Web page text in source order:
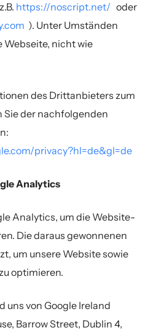
https://noscript.net/ oder
). Unter Umständen
nicht wie
des Drittanbieters zum
der nachfolgenden
privacy?hl=de&gl=de
Analytics
Analytics, um die Website-
Die daraus gewonnenen
um unsere Website sowie
optimieren.
uns von Google Ireland
Barrow Street, Dublin 4,